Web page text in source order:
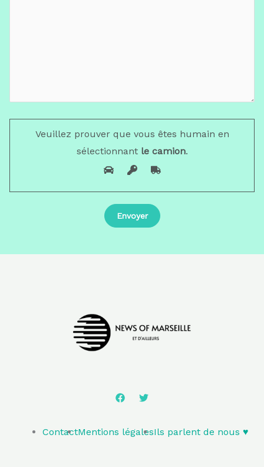
Veuillez prouver que vous êtes humain en
sélectionnantle camion.
ContactMentions légalesIls parlent de nous ♥️